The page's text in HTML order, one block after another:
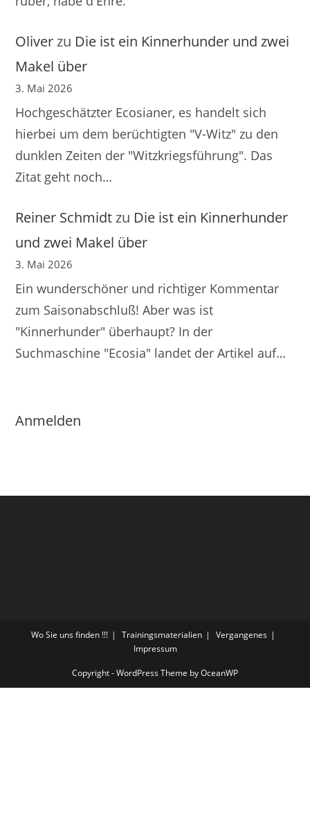
Oliverzu Die ist ein Kinnerhunder und zwei
Makel über
3. Mai 2026
Hochgeschätzter Ecosianer, es handelt sich
hierbei um dem berüchtigten "V-Witz" zu den
dunklen Zeiten der "Witzkriegsführung". Das
Zitat geht noch…
Reiner Schmidtzu Die ist ein Kinnerhunder
und zwei Makel über
3. Mai 2026
Ein wunderschöner und richtiger Kommentar
zum Saisonabschluß! Aber was ist
"Kinnerhunder" überhaupt? In der
Suchmaschine "Ecosia" landet der Artikel auf…
Anmelden
Wo Sie uns finden !!! Trainingsmaterialien
Vergangenes
Impressum
Copyright - WordPress Theme by OceanWP